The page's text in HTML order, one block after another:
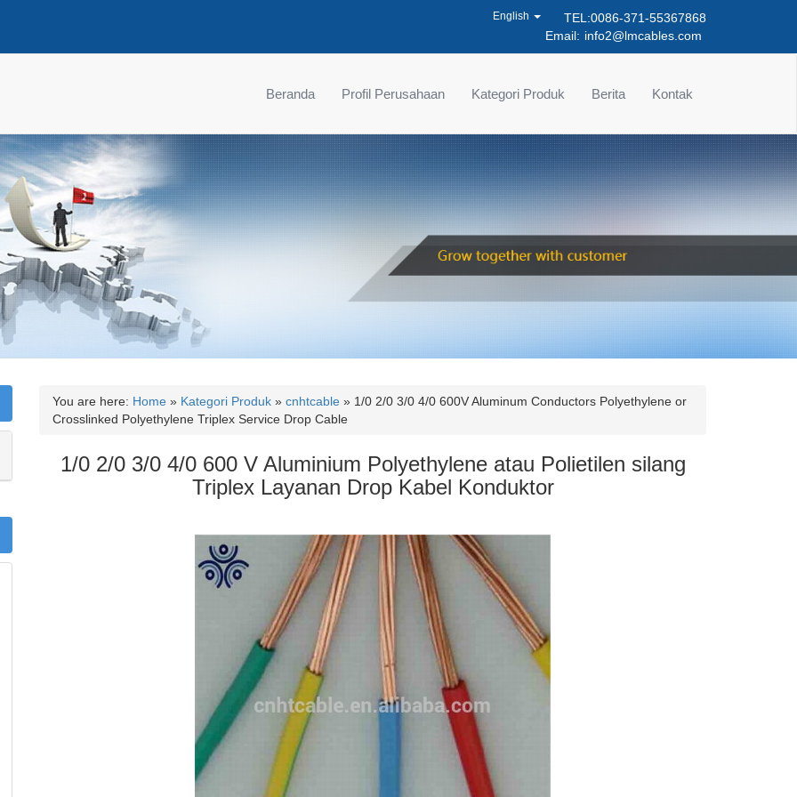
TEL:0086-371-55367868
Email: info2@lmcables.com
English
Beranda Profil Perusahaan Kategori Produk Berita Kontak
You are here: Home » Kategori Produk » cnhtcable » 1/0 2/0 3/0 4/0 600V Aluminum Conductors Polyethylene or
Crosslinked Polyethylene Triplex Service Drop Cable
1/0 2/0 3/0 4/0 600 V Aluminium Polyethylene atau Polietilen silang
Triplex Layanan Drop Kabel Konduktor